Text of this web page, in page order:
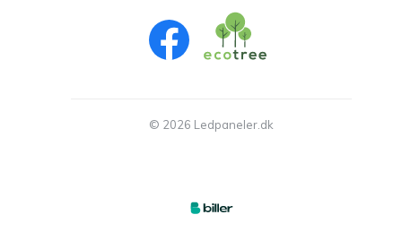
© 2026 Ledpaneler.dk